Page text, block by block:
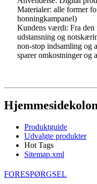
Materialer: alle former
honningkampanel)
Kundens værdi: Fra
udstansning og
non-stop indsamling og
sparer omkostninger og
Produktguide
Udvalgte produkter
Hot Tags
Sitemap.xml
FORESPØRGSEL